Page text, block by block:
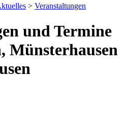
> Veranstaltungen
und Termine
Münsterhausen